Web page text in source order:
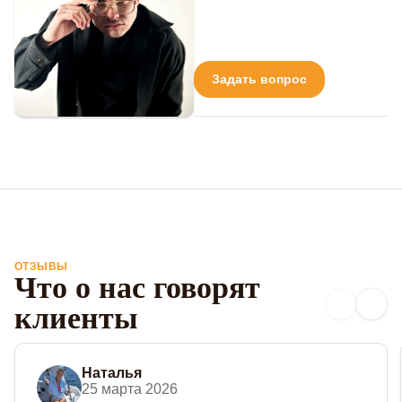
Задать вопрос
ОТЗЫВЫ
Что о нас говорят
клиенты
Наталья
25 марта 2026